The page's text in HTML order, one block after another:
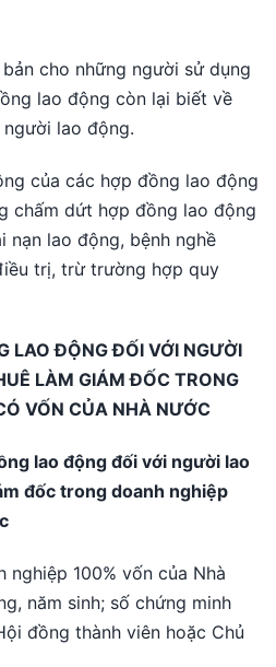
cho những người sử dụng
lao động còn lại biết về
lao động.
của các hợp đồng lao động
chấm dứt hợp đồng lao động
lao động, bệnh nghề
trị, trừ trường hợp quy
LAO ĐỘNG ĐỐI VỚI NGƯỜI
LÀM GIÁM ĐỐC TRONG
VỐN CỦA NHÀ NƯỚC
lao động đối với người lao
đốc trong doanh nghiệp
nghiệp 100% vốn của Nhà
năm sinh; số chứng minh
đồng thành viên hoặc Chủ